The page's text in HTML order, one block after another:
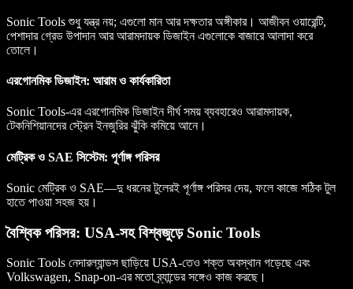
Sonic Tools শুধু যন্ত্র নয়; এগুলো মান আর দক্ষতার অঙ্গীকার। আজীবন ওয়ারেন্টি,
পেশাদার গ্রেড উপাদান আর আরামদায়ক ডিজাইন এগুলোকে বাজারে আলাদা করে
তোলে।
এরগোনমিক ডিজাইন: আরাম ও কার্যকারিতা
Sonic Tools-এর এরগোনমিক ডিজাইন দীর্ঘ সময় ব্যবহারেও আরামদায়ক,
টেকনিশিয়ানদের স্ট্রেন ইনজুরির ঝুঁকি কমিয়ে আনে।
মেট্রিক ও SAE সিস্টেম: পূর্ণাঙ্গ পরিসর
Sonic মেট্রিক ও SAE—দু ধরনের টুলেরই পূর্ণাঙ্গ পরিসর দেয়, ফলে কাজে সঠিক টুল
হাতে পাওয়া সহজ হয়।
বৈশ্বিক পরিসর: USA-সহ বিশ্বজুড়ে Sonic Tools
Sonic Tools নেদারল্যান্ডস ছাড়িয়ে USA-তেও শক্ত অবস্থান গড়েছে এবং
Volkswagen, Snap-on-এর মতো ব্র্যান্ডের সঙ্গেও কাজ করছে।